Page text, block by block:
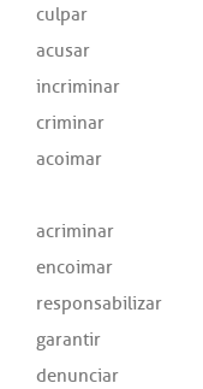
culpar
acusar
incriminar
criminar
acoimar
acriminar
encoimar
responsabilizar
garantir
denunciar